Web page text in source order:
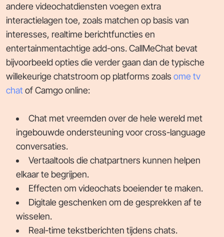
andere videochatdiensten voegen extra
interactielagen toe, zoals matchen op basis van
interesses, realtime berichtfuncties en
entertainmentachtige add-ons. CallMeChat bevat
bijvoorbeeld opties die verder gaan dan de typische
willekeurige chatstroom op platforms zoals ome tv
chatof Camgo online:
Chat met vreemden over de hele wereld met
ingebouwde ondersteuning voor cross-language
conversaties.
Vertaaltools die chatpartners kunnen helpen
elkaar te begrijpen.
Effecten om videochats boeiender te maken.
Digitale geschenken om de gesprekken af te
wisselen.
Real-time tekstberichten tijdens chats.